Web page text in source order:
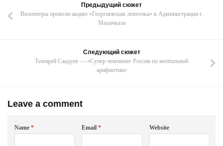
Предыдущий сюжет
Волонтеры провели акцию «Георгиевская ленточка» в Администрации г.
Махачкала
Следующий сюжет
Темирей Саадуев — «Супер чемпион» России по ментальной
арифметике
Leave a comment
Name * Email* Website